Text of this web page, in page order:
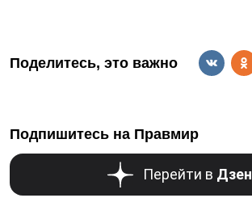
Поделитесь, это важно
Подпишитесь на Правмир
Перейти в Дзен